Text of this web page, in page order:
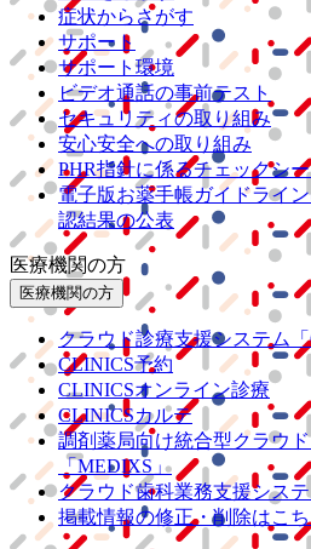
症状からさがす
サポート
サポート環境
ビデオ通話の事前テスト
セキュリティの取り組み
安心安全への取り組み
PHR指針に係るチェックシ
電子版お薬手帳ガイドライ
認結果の公表
医療機関の方
医療機関の方
クラウド診療支援システム
CLINICS予約
CLINICSオンライン診療
CLINICSカルテ
調剤薬局向け統合型クラウ
「MEDIXS」
クラウド歯科業務支援シス
掲載情報の修正・削除はこち